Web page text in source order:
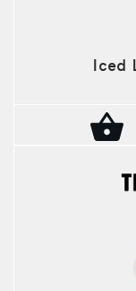
Iced